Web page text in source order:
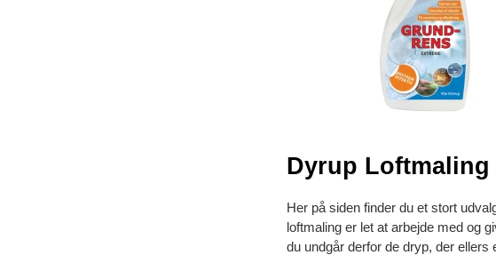
Dyrup
Her på siden finder du et stort
loftmaling er let at arbejde med og
du undgår derfor de dryp, der